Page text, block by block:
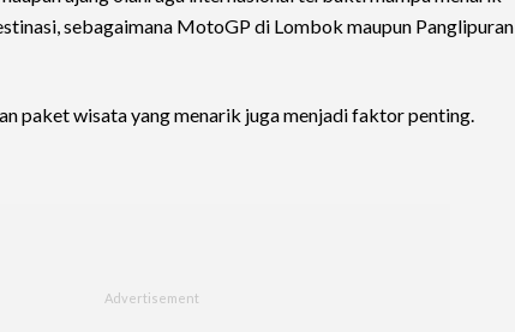
sebagaimana MotoGP di Lombok maupun Panglipuran
paket wisata yang menarik juga menjadi faktor penting.